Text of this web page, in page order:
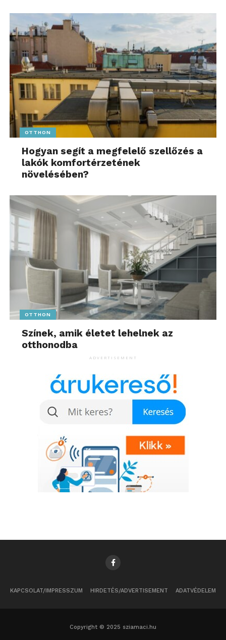
OTTHON
Hogyan segít a megfelelő szellőzés a
lakók komfortérzetének
növelésében?
OTTHON
Színek, amik életet lehelnek az
otthonodba
ADVERTISEMENT
KAPCSOLAT/IMPRESSZUM HIRDETÉS/ADVERTISEMENT ADATVÉDELEM
Copyright © 2025 sziamaci.hu